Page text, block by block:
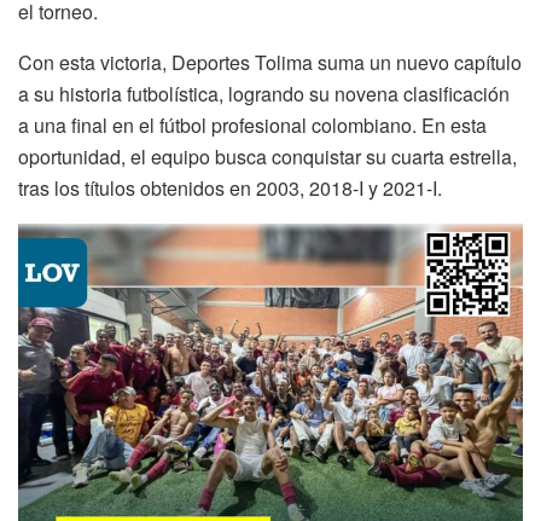
el torneo.
Con esta victoria, Deportes Tolima suma un nuevo capítulo
a su historia futbolística, logrando su novena clasificación
a una final en el fútbol profesional colombiano. En esta
oportunidad, el equipo busca conquistar su cuarta estrella,
tras los títulos obtenidos en 2003, 2018-I y 2021-I.